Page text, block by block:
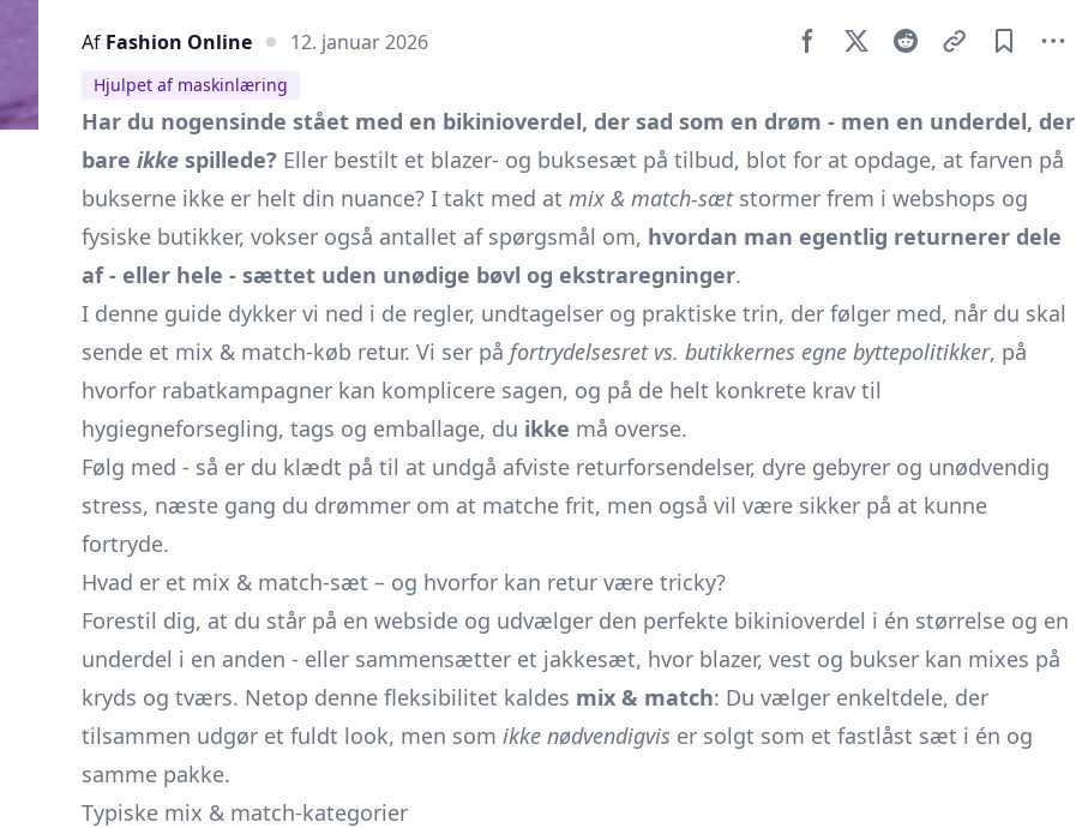
Af Fashion Online 12. januar 2026
Hjulpet af maskinlæring
Har du nogensinde stået med en bikinioverdel, der sad som en drøm - men en underdel, der
bare ikke spillede? Eller bestilt et blazer- og buksesæt på tilbud, blot for at opdage, at farven på
bukserne ikke er helt din nuance? I takt med at mix & match-sætstormer frem i webshops og
fysiske butikker, vokser også antallet af spørgsmål om, hvordan man egentlig returnerer dele
af - eller hele - sættet uden unødige bøvl og ekstraregninger.
I denne guide dykker vi ned i de regler, undtagelser og praktiske trin, der følger med, når du skal
sende et mix & match-køb retur. Vi ser på fortrydelsesret vs. butikkernes egne byttepolitikker, på
hvorfor rabatkampagner kan komplicere sagen, og på de helt konkrete krav til
hygiegneforsegling, tags og emballage, du ikke må overse.
Følg med - så er du klædt på til at undgå afviste returforsendelser, dyre gebyrer og unødvendig
stress, næste gang du drømmer om at matche frit, men også vil være sikker på at kunne
fortryde.
Hvad er et mix & match-sæt – og hvorfor kan retur være tricky?
Forestil dig, at du står på en webside og udvælger den perfekte bikinioverdel i én størrelse og en
underdel i en anden - eller sammensætter et jakkesæt, hvor blazer, vest og bukser kan mixes på
kryds og tværs. Netop denne fleksibilitet kaldes mix & match: Du vælger enkeltdele, der
tilsammen udgør et fuldt look, men som ikke nødvendigvis er solgt som et fastlåst sæt i én og
samme pakke.
Typiske mix & match-kategorier